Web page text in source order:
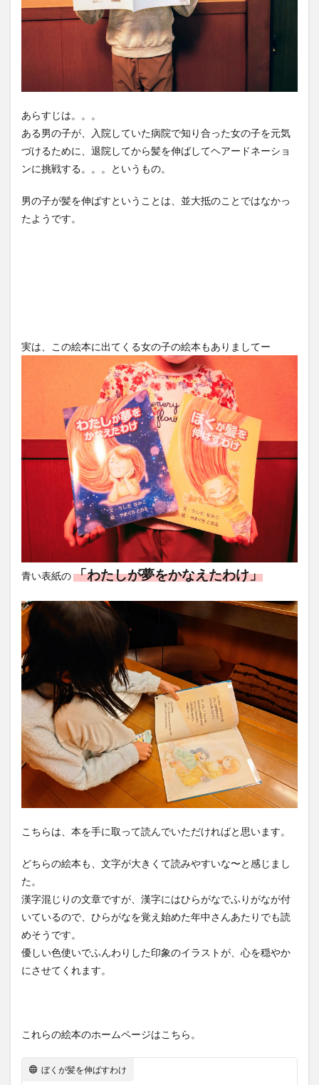
あらすじは。。。
ある男の子が、入院していた病院で知り合った女の子を元気
づけるために、退院してから髪を伸ばしてヘアードネーショ
ンに挑戦する。。。というもの。
男の子が髪を伸ばすということは、並大抵のことではなかっ
たようです。
実は、この絵本に出てくる女の子の絵本もありましてー
青い表紙の「わたしが夢をかなえたわけ」
こちらは、本を手に取って読んでいただければと思います。
どちらの絵本も、文字が大きくて読みやすいな〜と感じまし
た。
漢字混じりの文章ですが、漢字にはひらがなでふりがなが付
いているので、ひらがなを覚え始めた年中さんあたりでも読
めそうです。
優しい色使いでふんわりした印象のイラストが、心を穏やか
にさせてくれます。
これらの絵本のホームページはこちら。
ぼくが髪を伸ばすわけ